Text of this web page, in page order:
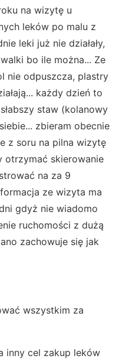
na wizytę u
leków po malu z
leki już nie działały,
bo ile można... Ze
nie odpuszcza, plastry
każdy dzień to
staw (kolanowy
zbieram obecnie
z soru na pilna wizytę
otrzymać skierowanie
na za 9
ze wizyta ma
gdyż nie wiadomo
ruchomości z dużą
zachowuje się jak
wszystkim za
inny cel zakup leków